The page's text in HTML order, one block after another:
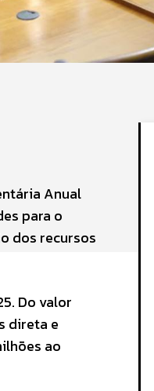
Anual
para o
dos recursos
Do valor
direta e
ao